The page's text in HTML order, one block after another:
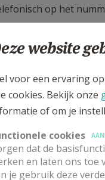
op het
Kies een peter en/of
wordt uitgenodigd
een datum gekozen
geloofsgemeenschap.
website
voor een ervaring
cookies. Bekijk onze
of om je
cookies
AAN
dat de
en laten ons toe
je gebruik deze